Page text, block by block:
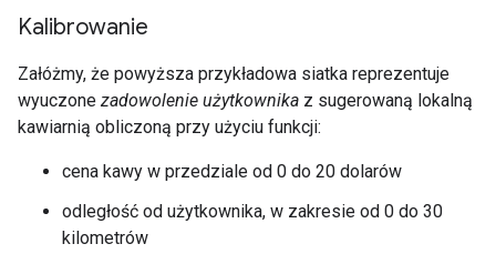
Kalibrowanie
Załóżmy, że powyższa przykładowa siatka reprezentuje
wyuczone zadowolenie użytkownika z sugerowaną lokalną
kawiarnią obliczoną przy użyciu funkcji:
cena kawy w przedziale od 0 do 20 dolarów
odległość od użytkownika, w zakresie od 0 do 30
kilometrów